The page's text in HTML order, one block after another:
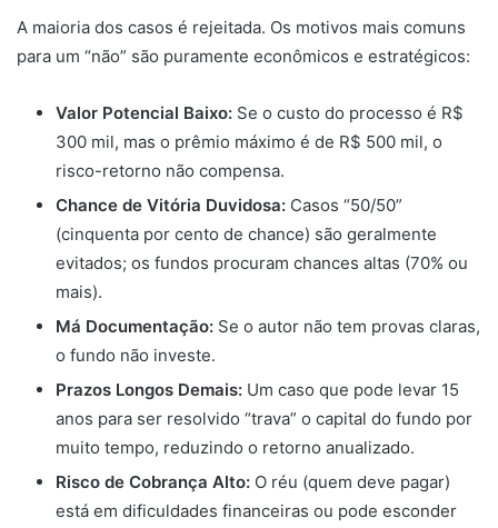
A maioria dos casos é rejeitada. Os motivos mais comuns
para um “não” são puramente econômicos e estratégicos:
Valor Potencial Baixo: Se o custo do processo é R$
300 mil, mas o prêmio máximo é de R$ 500 mil, o
risco-retorno não compensa.
Chance de Vitória Duvidosa: Casos “50/50”
(cinquenta por cento de chance) são geralmente
evitados; os fundos procuram chances altas (70% ou
mais).
Má Documentação: Se o autor não tem provas claras,
o fundo não investe.
Prazos Longos Demais: Um caso que pode levar 15
anos para ser resolvido “trava” o capital do fundo por
muito tempo, reduzindo o retorno anualizado.
Risco de Cobrança Alto: O réu (quem deve pagar)
está em dificuldades financeiras ou pode esconder